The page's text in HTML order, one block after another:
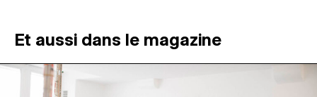
ATELIERS OUVERTS
PROGRAMMATION
Et aussi dans le magazine